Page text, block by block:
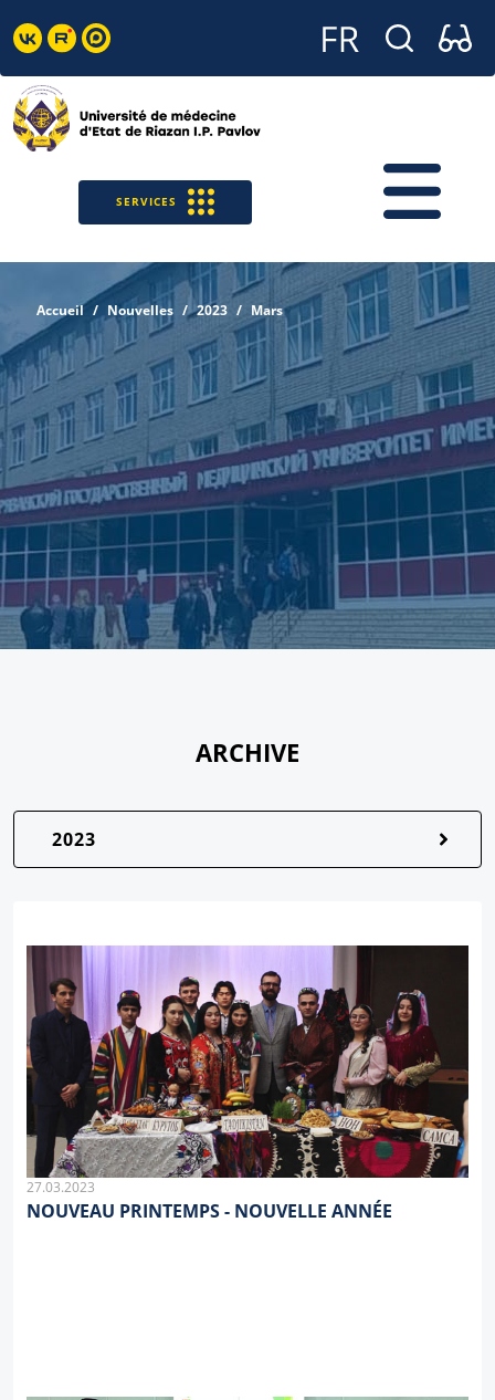
SERVICES
Accueil Nouvelles 2023 Mars
ARCHIVE
2023
27.03.2023
NOUVEAU PRINTEMPS - NOUVELLE ANNÉE